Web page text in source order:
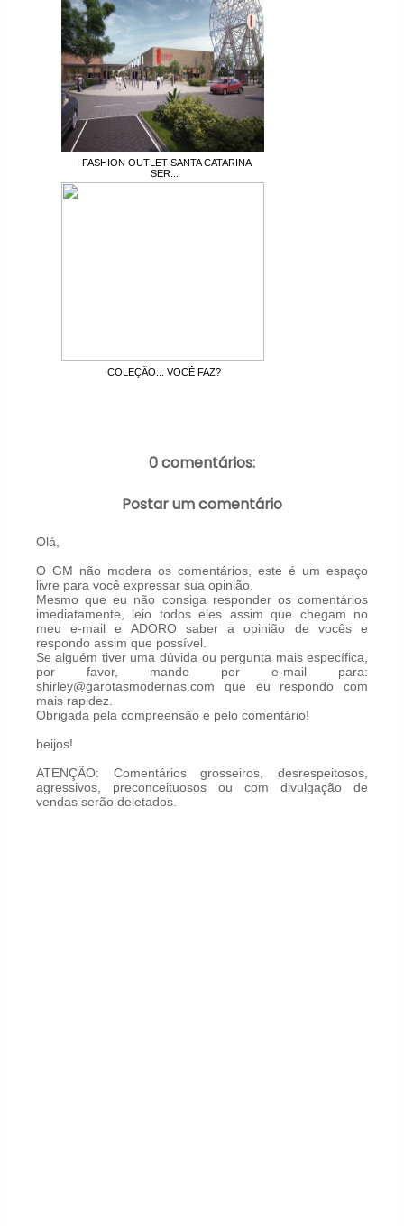
I FASHION OUTLET SANTA CATARINA
SER...
COLEÇÃO... VOCÊ FAZ?
0 comentários:
Postar um comentário
Olá,
O GM não modera os comentários, este é um espaço
livre para você expressar sua opinião.
Mesmo que eu não consiga responder os comentários
imediatamente, leio todos eles assim que chegam no
meu e-mail e ADORO saber a opinião de vocês e
respondo assim que possível.
Se alguém tiver uma dúvida ou pergunta mais específica,
por favor, mande por e-mail para:
shirley@garotasmodernas.com que eu respondo com
mais rapidez.
Obrigada pela compreensão e pelo comentário!
beijos!
ATENÇÃO: Comentários grosseiros, desrespeitosos,
agressivos, preconceituosos ou com divulgação de
vendas serão deletados.